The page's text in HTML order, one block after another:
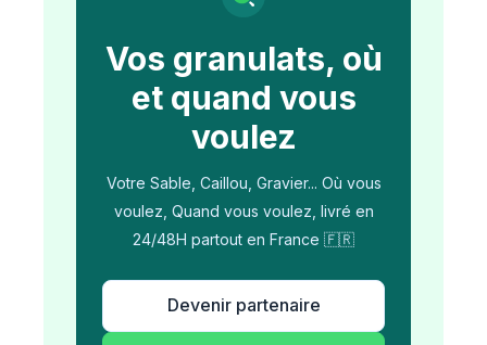
Vos granulats, où
et quand vous
voulez
Votre Sable, Caillou, Gravier... Où vous
voulez, Quand vous voulez, livré en
24/48H partout en France 🇫🇷
Devenir partenaire